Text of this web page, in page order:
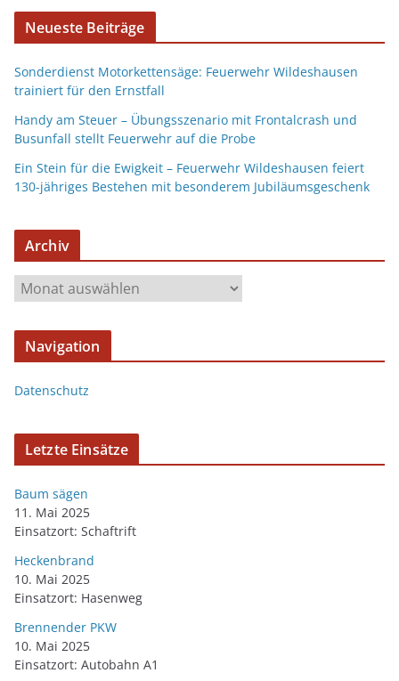
Neueste Beiträge
Sonderdienst Motorkettensäge: Feuerwehr Wildeshausen
trainiert für den Ernstfall
Handy am Steuer – Übungsszenario mit Frontalcrash und
Busunfall stellt Feuerwehr auf die Probe
Ein Stein für die Ewigkeit – Feuerwehr Wildeshausen feiert
130-jähriges Bestehen mit besonderem Jubiläumsgeschenk
Archiv
Navigation
Datenschutz
Letzte Einsätze
Baum sägen
11. Mai 2025
Einsatzort: Schaftrift
Heckenbrand
10. Mai 2025
Einsatzort: Hasenweg
Brennender PKW
10. Mai 2025
Einsatzort: Autobahn A1